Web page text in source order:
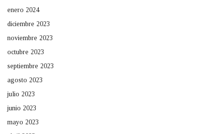
enero 2024
diciembre 2023
noviembre 2023
octubre 2023
septiembre 2023
agosto 2023
julio 2023
junio 2023
mayo 2023